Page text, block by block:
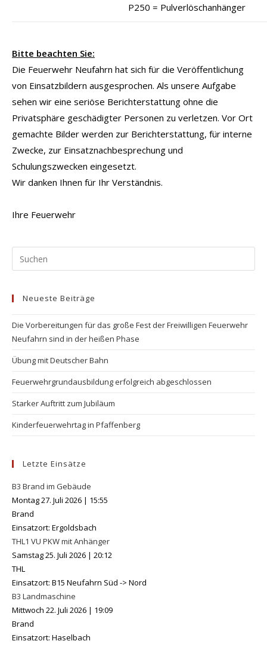
P250 = Pulverlöschanhänger
Bitte beachten Sie:
Die Feuerwehr Neufahrn hat sich für die Veröffentlichung
von Einsatzbildern ausgesprochen. Als unsere Aufgabe
sehen wir eine seriöse Berichterstattung ohne die
Privatsphäre geschädigter Personen zu verletzen. Vor Ort
gemachte Bilder werden zur Berichterstattung, für interne
Zwecke, zur Einsatznachbesprechung und
Schulungszwecken eingesetzt.
Wir danken Ihnen für Ihr Verständnis.
Ihre Feuerwehr
Neueste Beiträge
Die Vorbereitungen für das große Fest der Freiwilligen Feuerwehr
Neufahrn sind in der heißen Phase
Übung mit Deutscher Bahn
Feuerwehrgrundausbildung erfolgreich abgeschlossen
Starker Auftritt zum Jubiläum
Kinderfeuerwehrtag in Pfaffenberg
Letzte Einsätze
B3 Brand im Gebäude
Montag 27. Juli 2026 | 15:55
Brand
Einsatzort: Ergoldsbach
THL1 VU PKW mit Anhänger
Samstag 25. Juli 2026 | 20:12
THL
Einsatzort: B15 Neufahrn Süd -> Nord
B3 Landmaschine
Mittwoch 22. Juli 2026 | 19:09
Brand
Einsatzort: Haselbach